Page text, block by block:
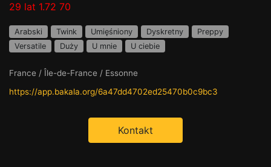
29 lat 1.72 70
Arabski Twink Umięśniony Dyskretny
Preppy
Versatile
Duży U mnie U ciebie
France / Île-de-France / Essonne
https://app.bakala.org/6a47dd4702ed25470b0c9bc3
Kontakt